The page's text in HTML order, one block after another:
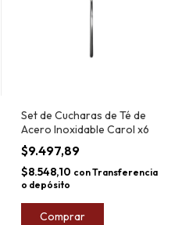
Set de Cucharas de Té de
Acero Inoxidable Carol x6
$9.497,89
$8.548,10 conTransferencia
o depósito
Comprar